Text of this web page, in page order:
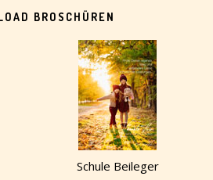
BROSCHÜREN
Schule Beileger